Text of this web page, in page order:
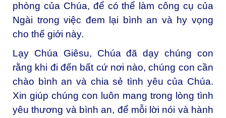
phòng của Chúa, để có thể làm công cụ của
Ngài trong việc đem lại bình an và hy vọng
cho thế giới này.
Lạy Chúa Giêsu, Chúa đã dạy chúng con
rằng khi đi đến bất cứ nơi nào, chúng con cần
chào bình an và chia sẻ tình yêu của Chúa.
Xin giúp chúng con luôn mang trong lòng tình
yêu thương và bình an, để mỗi lời nói và hành